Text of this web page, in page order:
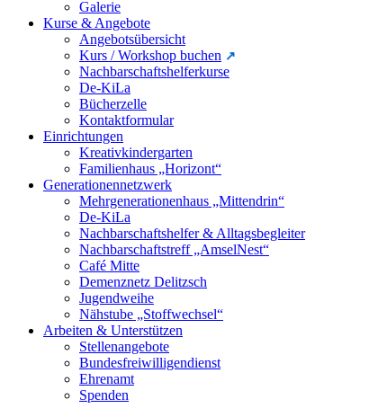
Galerie
Kurse & Angebote
Angebotsübersicht
Kurs / Workshop buchen
Nachbarschaftshelferkurse
De-KiLa
Bücherzelle
Kontaktformular
Einrichtungen
Kreativkindergarten
Familienhaus „Horizont“
Generationennetzwerk
Mehrgenerationenhaus „Mittendrin“
De-KiLa
Nachbarschaftshelfer & Alltagsbegleiter
Nachbarschaftstreff „AmselNest“
Café Mitte
Demenznetz Delitzsch
Jugendweihe
Nähstube „Stoffwechsel“
Arbeiten & Unterstützen
Stellenangebote
Bundesfreiwilligendienst
Ehrenamt
Spenden